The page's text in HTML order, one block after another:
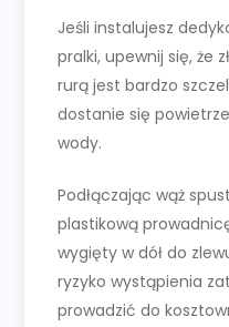
Jeśli instalujesz
pralki, upewnij się, że
rurą jest bardzo
dostanie się
wody.
Podłączając wąż
plastikową
wygięty w dół do
ryzyko wystąpienia
prowadzić do